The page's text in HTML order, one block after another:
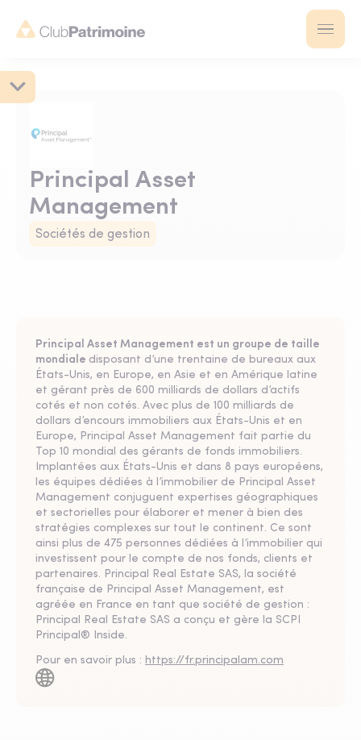
Principal Asset
Management
Sociétés de gestion
Principal Asset Management est un groupe de taille
mondiale disposant d’une trentaine de bureaux aux
États-Unis, en Europe, en Asie et en Amérique latine
et gérant près de 600 milliards de dollars d’actifs
cotés et non cotés. Avec plus de 100 milliards de
dollars d’encours immobiliers aux États-Unis et en
Europe, Principal Asset Management fait partie du
Top 10 mondial des gérants de fonds immobiliers.
Implantées aux États-Unis et dans 8 pays européens,
les équipes dédiées à l’immobilier de Principal Asset
Management conjuguent expertises géographiques
et sectorielles pour élaborer et mener à bien des
stratégies complexes sur tout le continent. Ce sont
ainsi plus de 475 personnes dédiées à l’immobilier qui
investissent pour le compte de nos fonds, clients et
partenaires. Principal Real Estate SAS, la société
française de Principal Asset Management, est
agréée en France en tant que société de gestion :
Principal Real Estate SAS a conçu et gère la SCPI
Principal® Inside.
Pour en savoir plus : https://fr.principalam.com